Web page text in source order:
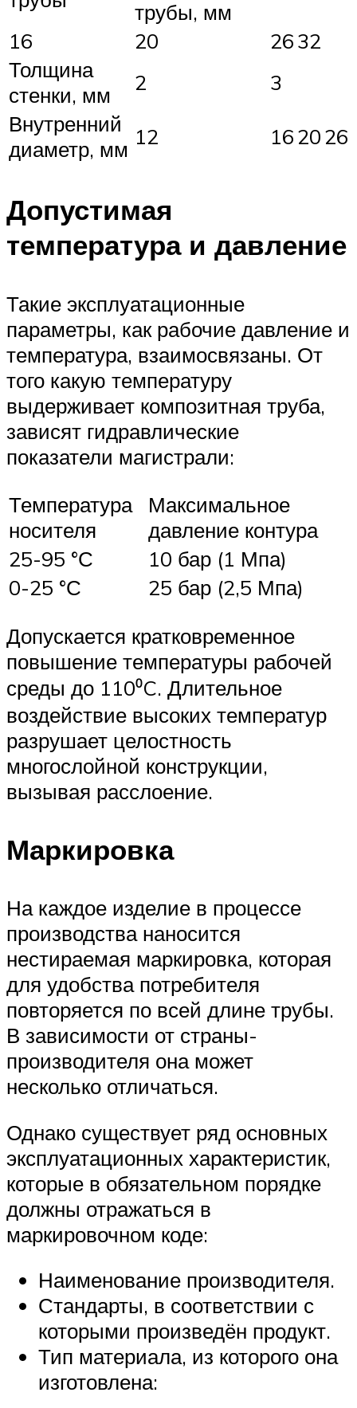
трубы, мм
16
20 2632
Толщина
стенки, мм
2
3
Внутренний
диаметр, мм 12 162026
Допустимая
температура и давление
Такие эксплуатационные
параметры, как рабочие давление и
температура, взаимосвязаны. От
того какую температуру
выдерживает композитная труба,
зависят гидравлические
показатели магистрали:
Температура
носителя
Максимальное
давление контура
25-95 °С
10 бар (1 Мпа)
0-25 °С
25 бар (2,5 Мпа)
Допускается кратковременное
повышение температуры рабочей
среды до 110⁰C. Длительное
воздействие высоких температур
разрушает целостность
многослойной конструкции,
вызывая расслоение.
Маркировка
На каждое изделие в процессе
производства наносится
нестираемая маркировка, которая
для удобства потребителя
повторяется по всей длине трубы.
В зависимости от страны-
производителя она может
несколько отличаться.
Однако существует ряд основных
эксплуатационных характеристик,
которые в обязательном порядке
должны отражаться в
маркировочном коде:
Наименование производителя.
Стандарты, в соответствии с
которыми произведён продукт.
Тип материала, из которого она
изготовлена: